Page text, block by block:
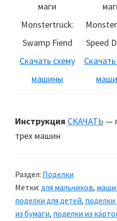
маги
Monstertruck:
Swamp Fiend
Скачать схему
машины
Speed
Инструкция СКАЧАТЬ —
трех машин
Раздел: Поделки
Метки: для мальчиков,
поделки для детей, поделки
из бумаги, поделки из